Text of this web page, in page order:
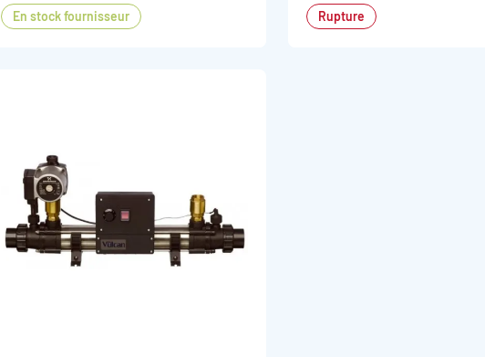
En stock fournisseur Rupture